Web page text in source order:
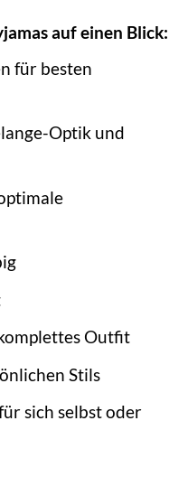
auf einen Blick:
für besten
Optik und
Outfit
Stils
sich selbst oder